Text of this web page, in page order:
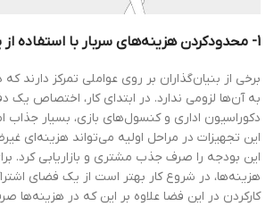
1- محدودکردن هزینه‌های سربار با استفاده از یک فضای اشتراکی
برخی از بنیان‌گذاران بر روی عواملی تمرکز دارند
به آن‌ها لزومی ندارد. در ابتدای کار، اختصاص یک
دکوراسیون اداری و کنسول‌های بازی، بسیار جذاب
این تجهیزات در مراحل اولیه می‌تواند هزینه‌ای
این بودجه را صرف جذب مشتری و بازاریابی کرد.
هزینه‌ها، در شروع کار بهتر است از یک فضای
کارکردن در این فضا علاوه بر این که در هزینه‌ها